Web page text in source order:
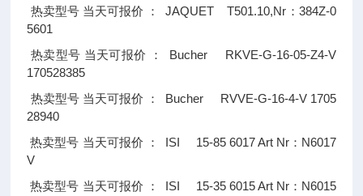
热卖型号 当天可报价 ： JAQUET T501.10,Nr ： 384Z-0
5601
热卖型号 当天可报价 ：
Bucher RKVE-G-16-05-Z4-V
170528385
热卖型号 当天可报价 ：
Bucher RVVE-G-16-4-V 1705
28940
热卖型号 当天可报价 ： ISI 15-85 6017 Art Nr： N6017
V
热卖型号 当天可报价 ： ISI 15-35 6015 Art Nr： N6015